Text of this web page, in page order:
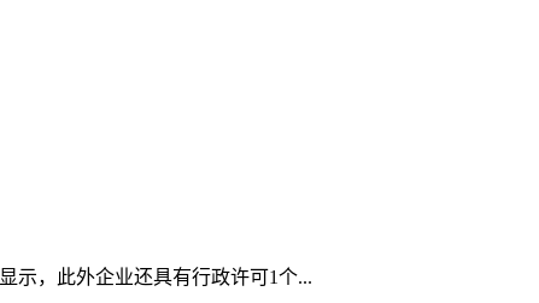
示，此外企业还具有行政许可1个...